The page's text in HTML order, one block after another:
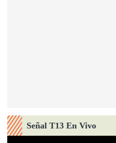
Señal T13 En Vivo